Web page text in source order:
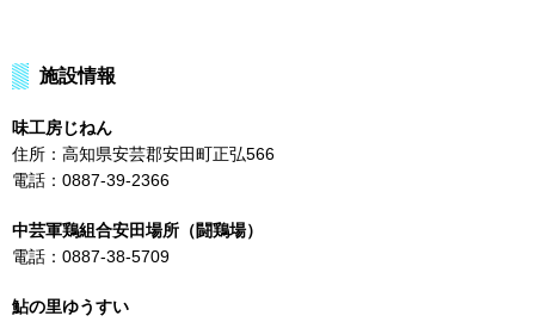
施設情報
味工房じねん
住所：高知県安芸郡安田町正弘566
電話：0887-39-2366
中芸軍鶏組合安田場所（闘鶏場）
電話：0887-38-5709
鮎の里ゆうすい